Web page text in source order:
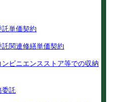
単価契約
関連修繕単価契約
ビニエンスストア等での収納
委託